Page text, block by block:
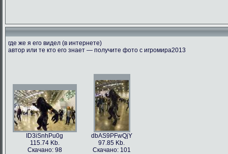
где же я его видел (в интернете)
автор или те кто его знает — получите фото с игромира2013
ID3iSnhPu0g
115.74 Kb.
Скачано: 98
dbAS9PFwQjY
97.85 Kb.
Скачано: 101